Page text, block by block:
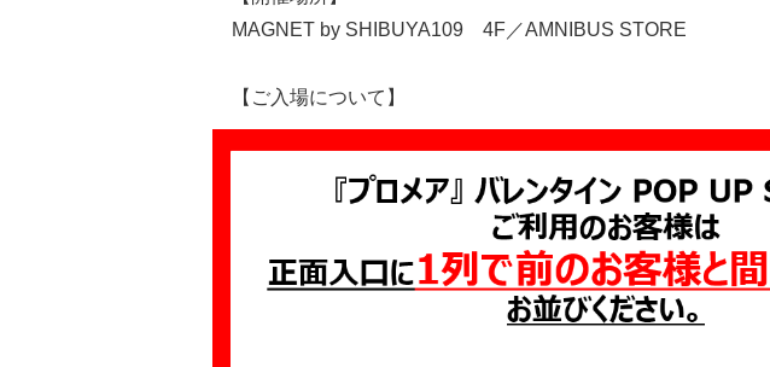
MAGNET by SHIBUYA109 4F／AMNIBUS STORE
【ご入場について】